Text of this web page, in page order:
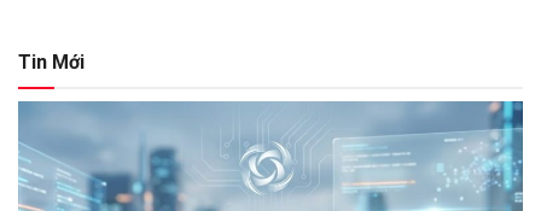
Tin Mới